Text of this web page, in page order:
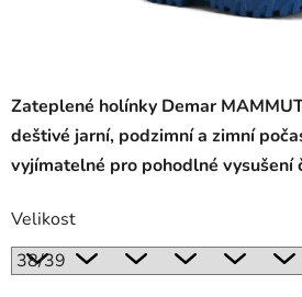
Zateplené holínky Demar
deštivé jarní, podzimní a zimní
vyjímatelné pro pohodlné vysušení
Velikost